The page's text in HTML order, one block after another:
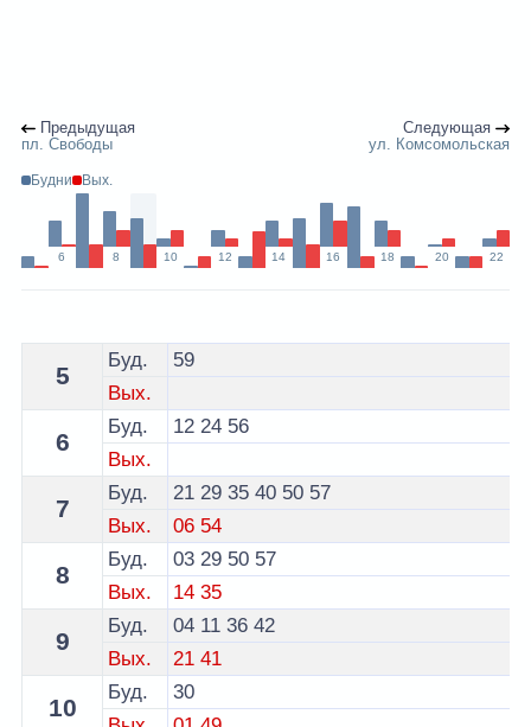
Предыдущая
пл. Свободы
Следующая
ул. Комсомольская
Будни Вых.
6 8 10 12 14 16 18 20 22
Расписание 12 троллейбуса Витебск - остановка
5
Буд.
59
Вых.
6
Буд. 12 24 56
Вых.
7
Буд. 21 29 35 40 50 57
Вых.
06 54
8
Буд. 03 29 50 57
Вых.
14 35
9
Буд. 04 11 36 42
Вых.
21 41
10
Буд.
30